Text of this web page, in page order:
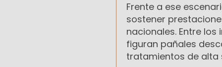
Frente a ese
sostener
nacionales. Entre
figuran pañales
tratamientos de alta